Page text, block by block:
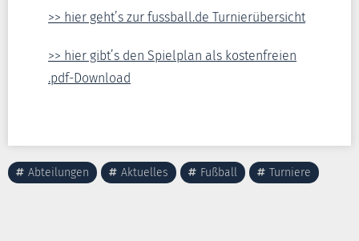
>> hier geht’s zur fussball.de Turnierübersicht
>> hier gibt’s den Spielplan als kostenfreien
.pdf-Download
Abteilungen Aktuelles Fußball Turniere